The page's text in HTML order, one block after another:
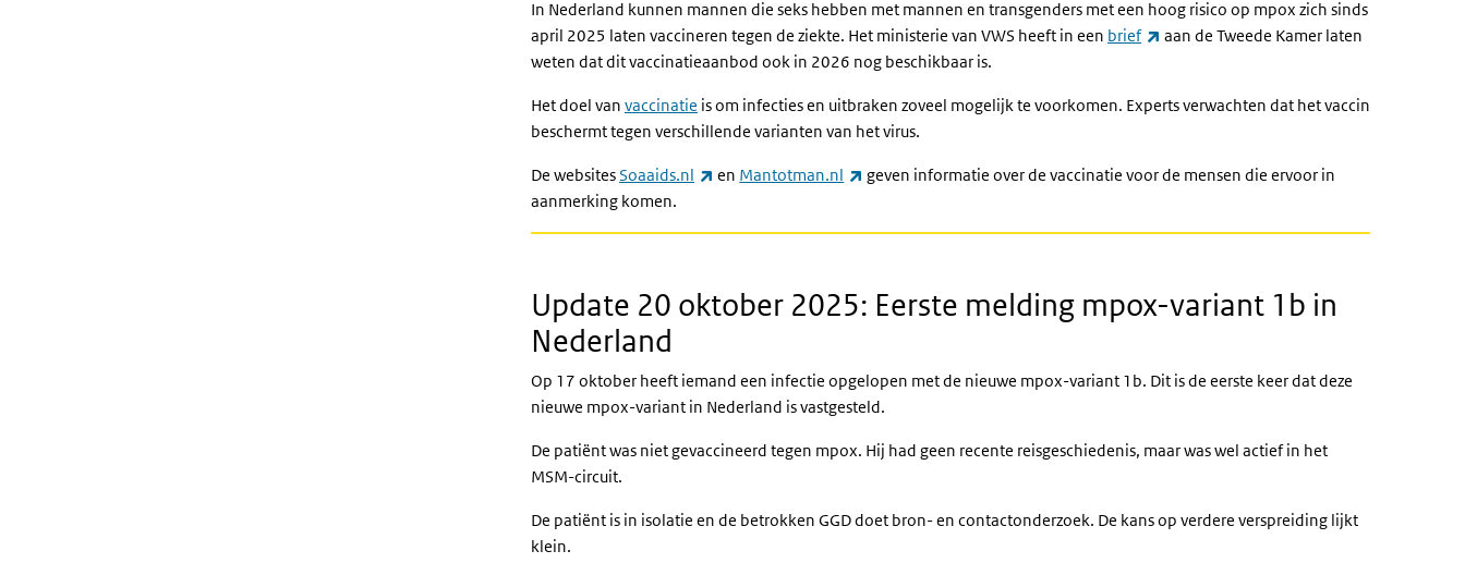
In Nederland kunnen mannen die seks hebben met mannen en transgenders met een hoog risico op mpox zich sinds
april 2025 laten vaccineren tegen de ziekte. Het ministerie van VWS heeft in een brief (externe link)
aan de Tweede Kamer laten
weten dat dit vaccinatieaanbod ook in 2026 nog beschikbaar is.
Het doel van vaccinatie is om infecties en uitbraken zoveel mogelijk te voorkomen. Experts verwachten dat het vaccin
beschermt tegen verschillende varianten van het virus.
De websitesSoaaids.nl (externe link)
en Mantotman.nl (externe link)
geven informatie over de vaccinatie voor de mensen die ervoor in
aanmerking komen.
Update 20 oktober 2025: Eerste melding mpox-variant 1b in
Nederland
Op 17 oktober heeft iemand een infectie opgelopen met de nieuwe mpox-variant 1b. Dit is de eerste keer dat deze
nieuwe mpox-variant in Nederland is vastgesteld.
De patiënt was niet gevaccineerd tegen mpox. Hij had geen recente reisgeschiedenis, maar was wel actief in het
MSM-circuit.
De patiënt is in isolatie en de betrokken GGD doet bron- en contactonderzoek. De kans op verdere verspreiding lijkt
klein.